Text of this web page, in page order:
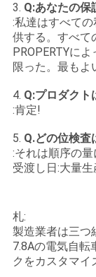
3. Q:あなたの保
:私達はすべて
供する。すべて
PROPERTYに
限った。最もよ
4. Q:プロダクト
:肯定!
5. Q.どの位検査
:それは順序の
受渡し日:大量
札:
製造業者は三つ
7.8Aの電気自転
クをカスタマイ